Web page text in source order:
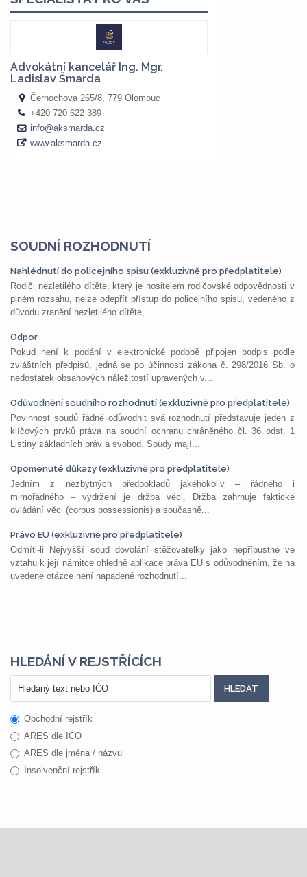
SOUDNÍ ROZHODNUTÍ
Nahlédnutí do policejního spisu (exkluzivně pro předplatitele)
Rodiči nezletilého dítěte, který je nositelem rodičovské odpovědnosti v
plném rozsahu, nelze odepřít přístup do policejního spisu, vedeného z
důvodu zranění nezletilého dítěte,...
Odpor
Pokud není k podání v elektronické podobě připojen podpis podle
zvláštních předpisů, jedná se po účinnosti zákona č. 298/2016 Sb. o
nedostatek obsahových náležitostí upravených v...
Odůvodnění soudního rozhodnutí (exkluzivně pro předplatitele)
Povinnost soudů řádně odůvodnit svá rozhodnutí představuje jeden z
klíčových prvků práva na soudní ochranu chráněného čl. 36 odst. 1
Listiny základních práv a svobod. Soudy mají...
Opomenuté důkazy (exkluzivně pro předplatitele)
Jedním z nezbytných předpokladů jakéhokoliv – řádného i
mimořádného – vydržení je držba věci. Držba zahrnuje faktické
ovládání věci (corpus possessionis) a současně...
Právo EU (exkluzivně pro předplatitele)
Odmítl-li Nejvyšší soud dovolání stěžovatelky jako nepřípustné ve
vztahu k její námitce ohledně aplikace práva EU s odůvodněním, že na
uvedené otázce není napadené rozhodnutí...
HLEDÁNÍ V REJSTŘÍCÍCH
Obchodní rejstřík
ARES dle IČO
ARES dle jména / názvu
Insolvenční rejstřík